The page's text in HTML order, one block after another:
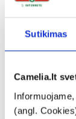
Sutikimas
Camelia.lt
(angl.
Vartojimas
Atsiliepimai